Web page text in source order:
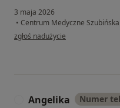
3 maja 2026
• Centrum Medyczne Szubińska
w opinii użytkownika Wojtek
zgłoś nadużycie
Angelika Numer